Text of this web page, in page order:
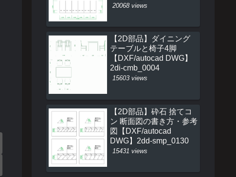
20068 views
【2D部品】ダイニング
テーブルと椅子4脚
【DXF/autocad DWG】
2di-cmb_0004
15603 views
【2D部品】砕石 捨てコ
ン 断面図の書き方・参考
図【DXF/autocad
DWG】2dd-smp_0130
15431 views